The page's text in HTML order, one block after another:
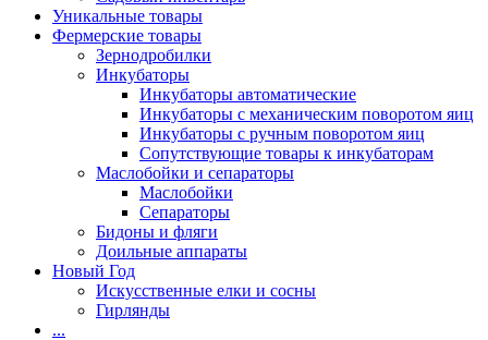
Уникальные товары
Фермерские товары
Зернодробилки
Инкубаторы
Инкубаторы автоматические
Инкубаторы с механическим поворотом яиц
Инкубаторы с ручным поворотом яиц
Сопутствующие товары к инкубаторам
Маслобойки и сепараторы
Маслобойки
Сепараторы
Бидоны и фляги
Доильные аппараты
Новый Год
Искусственные елки и сосны
Гирлянды
...